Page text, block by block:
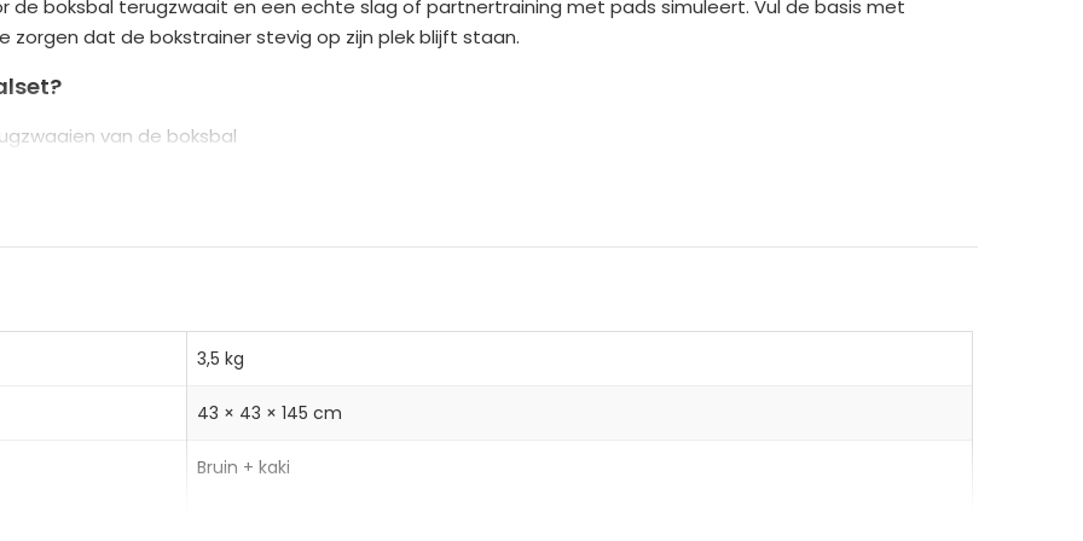
n
a
boksbal terugzwaait en een echte slag of partnertraining met pads simuleert. Vul de basis met
zorgen dat de bokstrainer stevig op zijn plek blijft staan.
van de boksbal
3,5 kg
43 × 43 × 145 cm
Bruin + kaki